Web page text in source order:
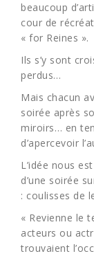
beaucoup
cour de
« for Reines ».
Ils s’y sont
perdus…
Mais chacun
soirée après
miroirs… en
d’apercevoir
L’idée nous
d’une soirée
: coulisses de
« Revienne le
acteurs ou
trouvaient